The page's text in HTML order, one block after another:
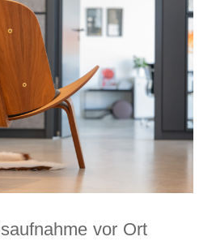
vor Ort